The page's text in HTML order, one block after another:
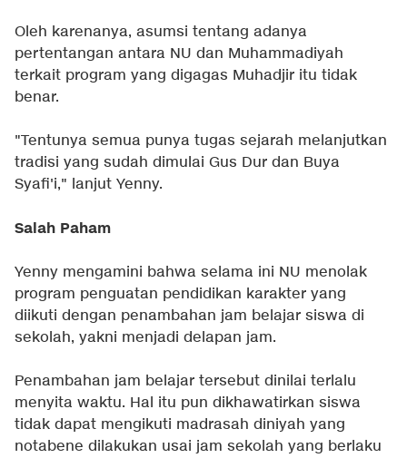
Oleh karenanya, asumsi tentang adanya
pertentangan antara NU dan Muhammadiyah
terkait program yang digagas Muhadjir itu tidak
benar.
"Tentunya semua punya tugas sejarah melanjutkan
tradisi yang sudah dimulai Gus Dur dan Buya
Syafi'i," lanjut Yenny.
Salah Paham
Yenny mengamini bahwa selama ini NU menolak
program penguatan pendidikan karakter yang
diikuti dengan penambahan jam belajar siswa di
sekolah, yakni menjadi delapan jam.
Penambahan jam belajar tersebut dinilai terlalu
menyita waktu. Hal itu pun dikhawatirkan siswa
tidak dapat mengikuti madrasah diniyah yang
notabene dilakukan usai jam sekolah yang berlaku